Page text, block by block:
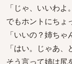
「じゃ、いいわよ
でもホントにちょ
「いいの？姉ちゃ
「はい。じゃあ
そう言って姉は尻